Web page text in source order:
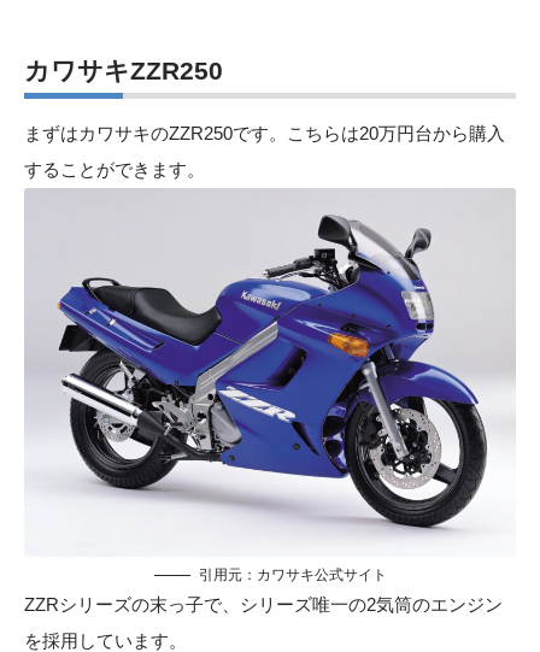
カワサキZZR250
まずはカワサキのZZR250です。こちらは20万円台から購入
することができます。
引用元： カワサキ公式サイト
ZZRシリーズの末っ子で、シリーズ唯一の2気筒のエンジン
を採用しています。